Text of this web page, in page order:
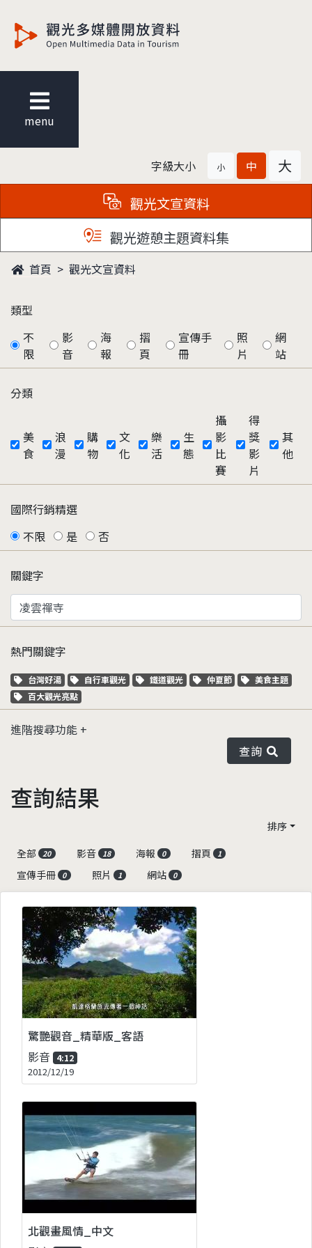
menu
字級大小 小 中 大
觀光文宣資料
觀光遊憩主題資料集
首頁 觀光文宣資料
類型
不
限
影
音
海
報
摺
頁
宣傳手
冊
照
片
網
站
分類
美
食
浪
漫
購
物
文
化
樂
活
生
態
攝
影
比
賽
得
獎
影
片
其
他
國際行銷精選
不限
是 否
關鍵字
熱門關鍵字
關鍵字標籤
台灣好湯 關鍵字標籤
自行車觀光 關鍵字標籤
鐵道觀光 關鍵字標籤
仲夏節 關鍵字標籤
美食主題
關鍵字標籤
百大觀光亮點
進階搜尋功能
查詢
查詢結果
排序
全部
20 影音 18 海報 0 摺頁 1
宣傳手冊 0 照片 1 網站 0
驚艷觀音_精華版_客語
影音 4:12
2012/12/19
北觀畫風情_中文